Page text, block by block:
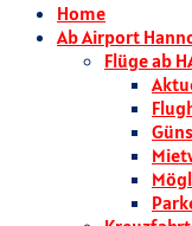
Home
Ab Airport
Flüge ab